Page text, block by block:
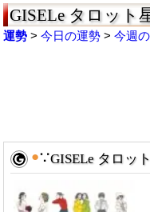
GISELe タロット
運勢 今日の運勢 今週
●∵GISELe タロッ